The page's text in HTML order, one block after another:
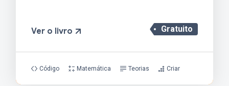
Gratuito
Ver o livro
Código Matemática Teorias Criar